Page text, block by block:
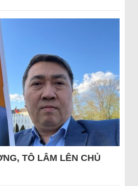
TÔ LÂM LÊN CHỦ